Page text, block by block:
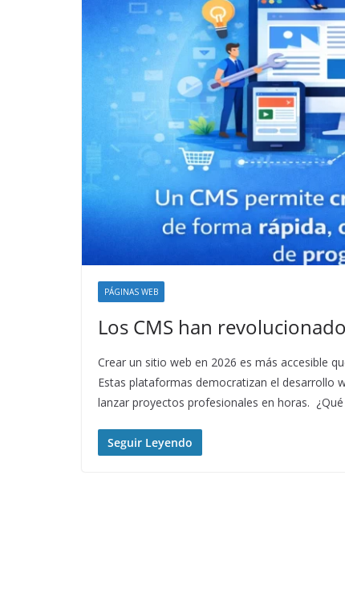
PÁGINAS WEB
Los CMS han
Crear un sitio web en 2026 es más accesible
Estas plataformas democratizan el desarrollo
lanzar proyectos profesionales en horas.
Seguir Leyendo